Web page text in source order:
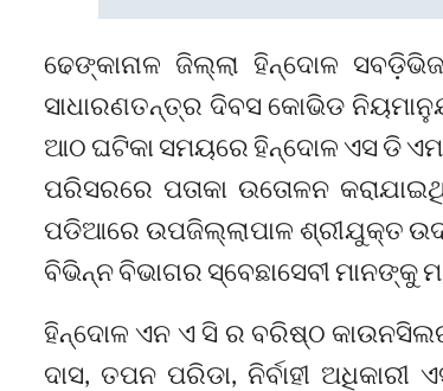
ଢେଙ୍କାନାଳ ଜିଲ୍ଲା ହିନ୍ଦୋଳ
ସାଧାରଣତନ୍ତ୍ର ଦିବସ କୋଭିଡ
ଆଠ ଘଟିକା ସମୟରେ ହିନ୍ଦୋଳ ଏସ ଡି ଏମ
ପରିସରରେ ପତାକା ଉତୋଳନ
ପଡିଆରେ ଉପଜିଲ୍ଲାପାଳ ଶ୍ରୀଯୁକ୍ତ
ବିଭିନ୍ନ ବିଭାଗର ସ୍ବେଛାସେବୀ ମାନଙ୍କୁ
ହିନ୍ଦୋଳ ଏନ ଏ ସି ର ବରିଷ୍ଠ
ଦାସ, ତପନ ପରିଡା, ନିର୍ବାହୀ